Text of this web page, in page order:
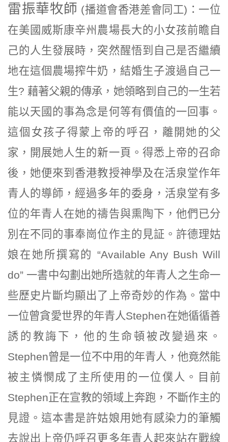
雷振華牧師 (播道會香港差會同工) ：一位
在美國威斯康辛州農場長大的小女孩前瞻自
己的人生發展時，突然醒悟到自己是否繼續
地在這個農場搾牛奶，結婚生子渡過自己一
生? 藉著父親的傳承，她領略到自己的一生若
能以天國的事為念是何等有價值的一回事。
這個女孩子得蒙上帝的呼召，離開她的父
家，開展她人生的新一頁。得悉上帝的召命
後，她便來到香港教授神學及在活泉堂作年
青人的導師，經過多年的委身，活泉堂有多
位的年青人在她的禱告與熏陶下，他們已分
別在不同的事奉崗位作主的見証。許德理姑
娘在她所撰寫的 “Available Any Bush Will
do” 一書中勾劃出她所造就的年青人之生命一
些歷史片斷均顯出了上帝奇妙的作為。當中
一位曾貪愛世界的年青人Stephen在她循循善
誘的教誨下，他的生命頓被改變過來。
Stephen曾是一位不中用的年青人，他竟然能
被主憐憫成了主所使用的一位僕人。目前
Stephen正在宣教的領域上奔跑，不斷作主的
見證。這本書是許姑娘用她有感染力的筆觸
去說出上帝仍呼召更多年青人起來站在戰線